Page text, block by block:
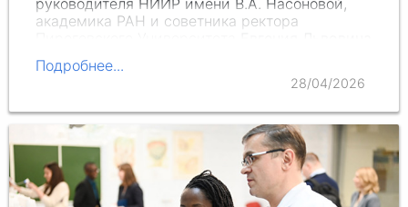
академика РАН и советника ректора
Подробнее...
28/04/2026